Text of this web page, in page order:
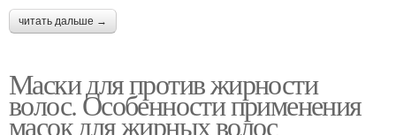
читать дальше →
Маски для против жирности
волос. Особенности применения
масок для жирных волос